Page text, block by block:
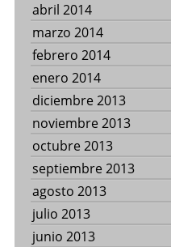
abril 2014
marzo 2014
febrero 2014
enero 2014
diciembre 2013
noviembre 2013
octubre 2013
septiembre 2013
agosto 2013
julio 2013
junio 2013